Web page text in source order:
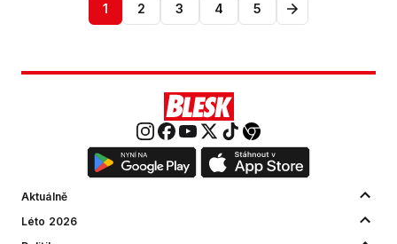
1 2 3 4 5
Aktuálně
Léto 2026